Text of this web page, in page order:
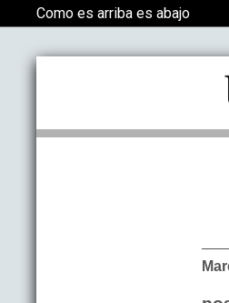
Volver a los detalles del artículo
Como es arriba es abajo